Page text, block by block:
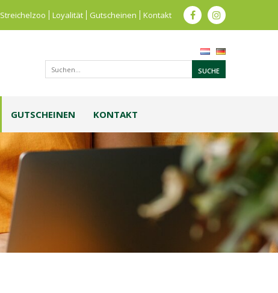
Streichelzoo Loyalität Gutscheinen Kontakt
GUTSCHEINEN KONTAKT